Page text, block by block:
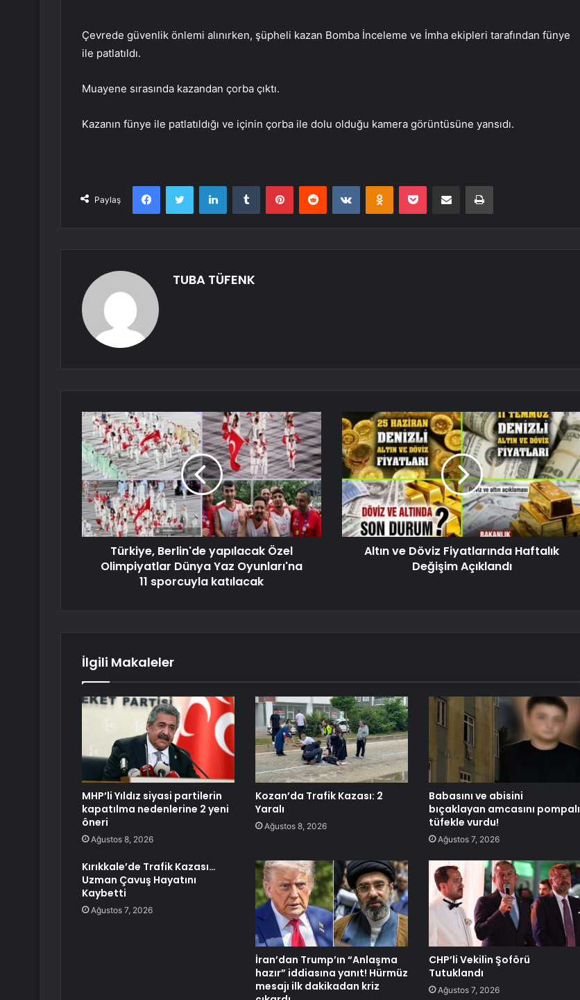
Çevrede güvenlik önlemi alınırken, şüpheli kazan Bomba İnceleme ve İmha ekipleri tarafından fünye
ile patlatıldı.
Muayene sırasında kazandan çorba çıktı.
Kazanın fünye ile patlatıldığı ve içinin çorba ile dolu olduğu kamera görüntüsüne yansıdı.
Paylaş
FacebookTwitter LinkedInTumblr PinterestReddit VKontakteOdnoklassniki
Pocket E-Posta ile paylaş Yazdır
TUBA TÜFENK
Türkiye, Berlin'de yapılacak Özel
Olimpiyatlar Dünya Yaz Oyunları'na
11 sporcuyla katılacak
Altın ve Döviz Fiyatlarında Haftalık
Değişim Açıklandı
İlgili Makaleler
MHP’li Yıldız siyasi partilerin
kapatılma nedenlerine 2 yeni
öneri
Ağustos 8, 2026
Kozan’da Trafik Kazası: 2
Yaralı
Ağustos 8, 2026
Babasını ve abisini
bıçaklayan amcasını pompalı
tüfekle vurdu!
Ağustos 7, 2026
Kırıkkale’de Trafik Kazası…
Uzman Çavuş Hayatını
Kaybetti
Ağustos 7, 2026
İran’dan Trump’ın “Anlaşma
hazır” iddiasına yanıt! Hürmüz
mesajı ilk dakikadan kriz
CHP’li Vekilin Şoförü
Tutuklandı
Ağustos 7, 2026